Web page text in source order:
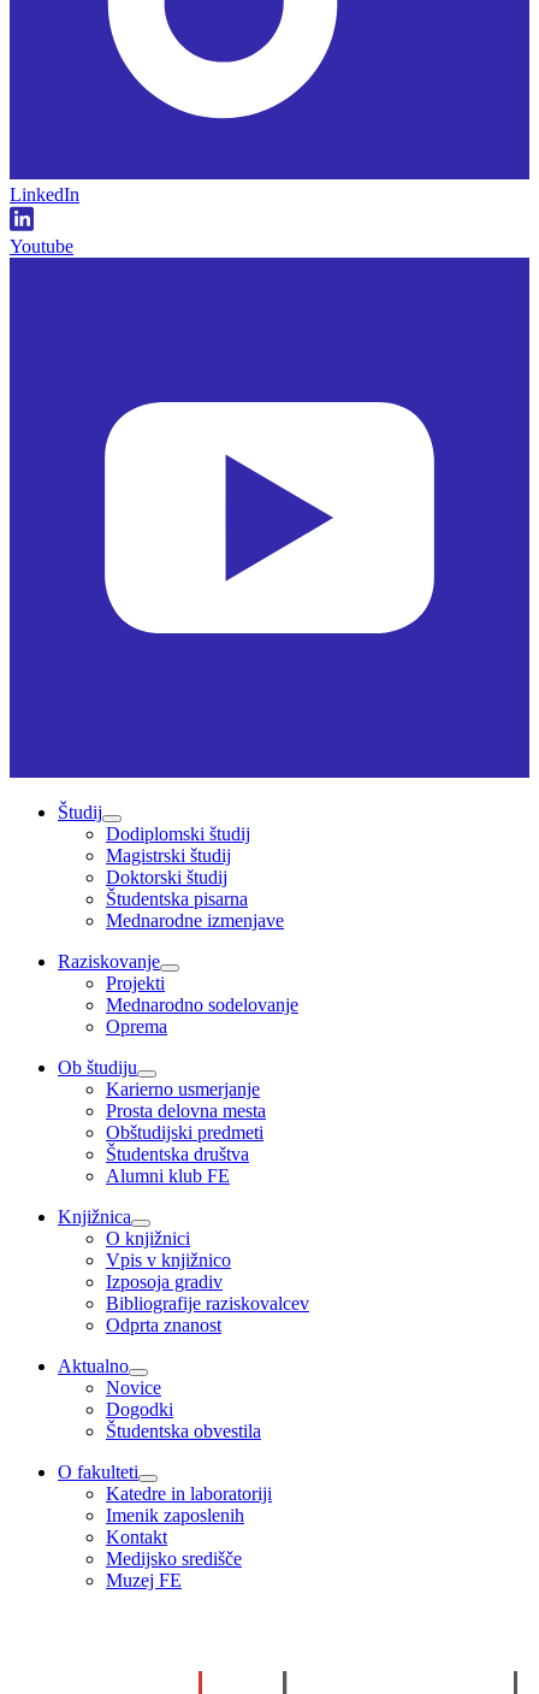
LinkedIn
Youtube
Študij
Dodiplomski študij
Magistrski študij
Doktorski študij
Študentska pisarna
Mednarodne izmenjave
Raziskovanje
Projekti
Mednarodno sodelovanje
Oprema
Ob študiju
Karierno usmerjanje
Prosta delovna mesta
Obštudijski predmeti
Študentska društva
Alumni klub FE
Knjižnica
O knjižnici
Vpis v knjižnico
Izposoja gradiv
Bibliografije raziskovalcev
Odprta znanost
Aktualno
Novice
Dogodki
Študentska obvestila
O fakulteti
Katedre in laboratoriji
Imenik zaposlenih
Kontakt
Medijsko središče
Muzej FE